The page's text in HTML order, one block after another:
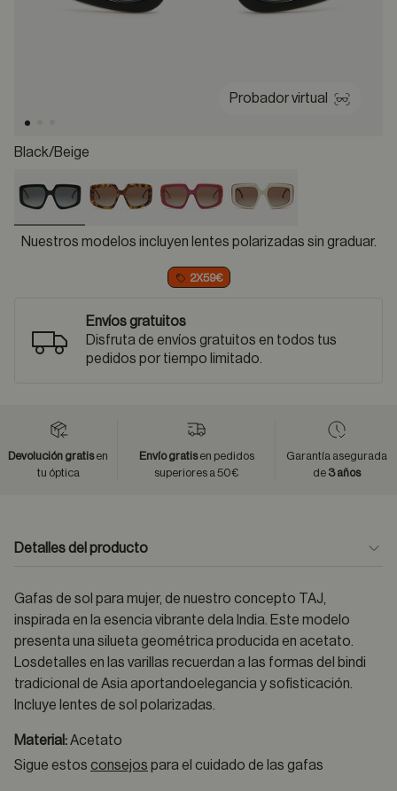
Probador virtual
Black/beige
selected
Nuestros modelos incluyen lentes polarizadas sin graduar.
2X59€
Envíos gratuitos
Disfruta de envíos gratuitos en todos tus
pedidos por tiempo limitado.
Devolución gratisen
tu óptica
Envío gratisen pedidos
superiores a 50€
Garantía asegurada
de 3 años
Detalles del producto
Gafas de sol para mujer, de nuestro concepto TAJ,
inspirada en la esencia vibrante dela India. Este modelo
presenta una silueta geométrica producida en acetato.
Losdetalles en las varillas recuerdan a las formas del bindi
tradicional de Asia aportandoelegancia y sofisticación.
Incluye lentes de sol polarizadas.
Material:Acetato
Sigue estos consejos para el cuidado de las gafas